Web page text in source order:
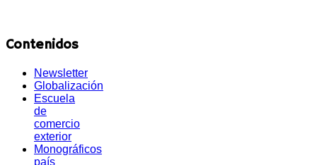
Contenidos
Newsletter
Globalización
Escuela
de
comercio
exterior
Monográficos
país